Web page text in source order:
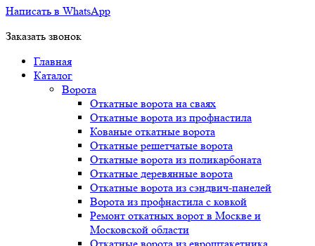
Написать в WhatsApp
Заказать звонок
Главная
Каталог
Ворота
Откатные ворота на сваях
Откатные ворота из профнастила
Кованые откатные ворота
Откатные решетчатые ворота
Откатные ворота из поликарбоната
Откатные деревянные ворота
Откатные ворота из сэндвич-панелей
Ворота из профнастила с ковкой
Ремонт откатных ворот в Москве и
Московской области